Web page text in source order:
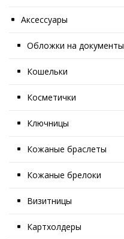
Аксессуары
Обложки на документы
Кошельки
Косметички
Ключницы
Кожаные браслеты
Кожаные брелоки
Визитницы
Картхолдеры